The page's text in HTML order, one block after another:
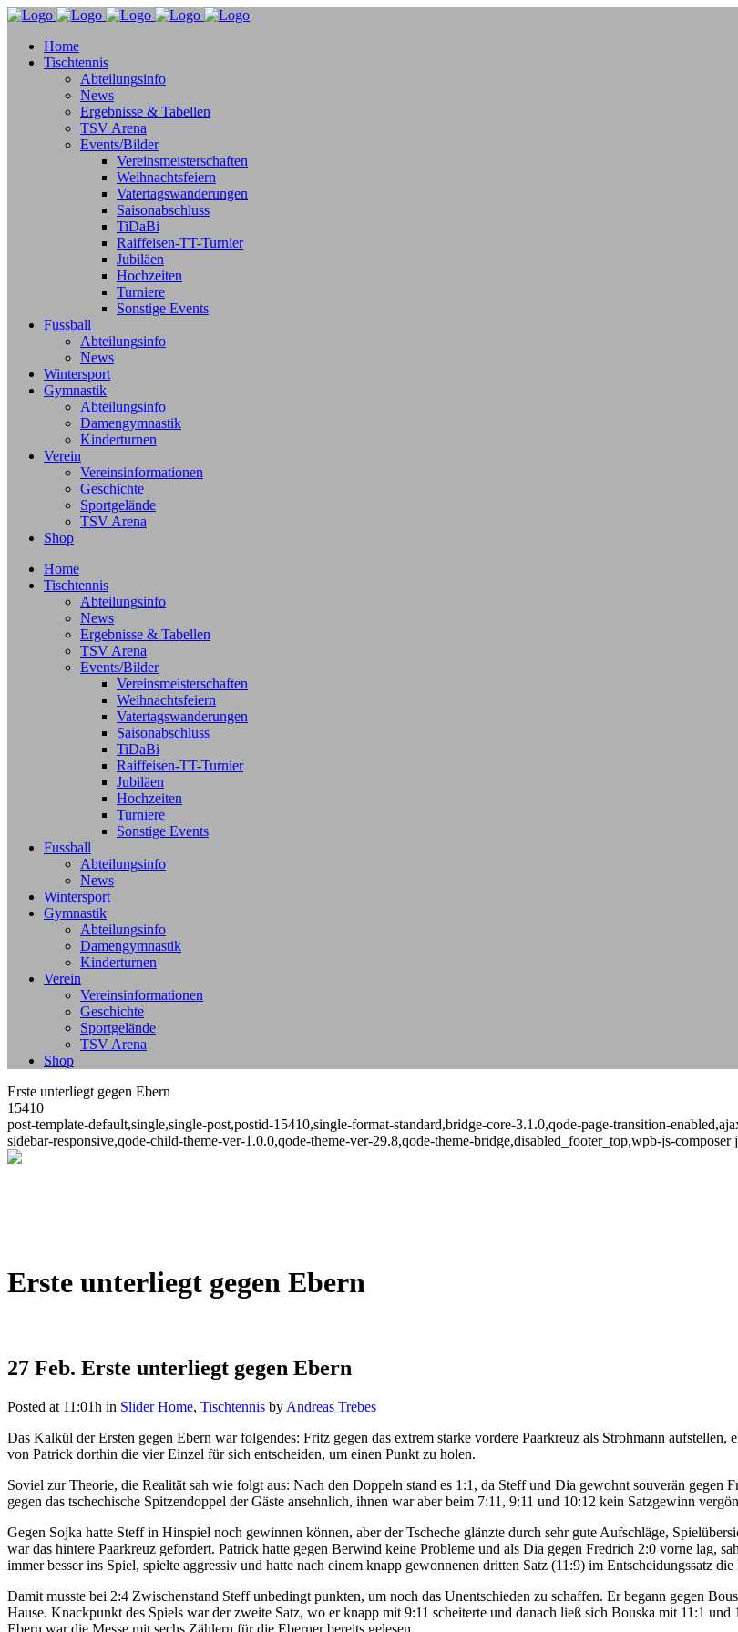
Home
Tischtennis
Abteilungsinfo
News
Ergebnisse & Tabellen
TSV Arena
Events/Bilder
Vereinsmeisterschaften
Weihnachtsfeiern
Vatertagswanderungen
Saisonabschluss
TiDaBi
Raiffeisen-TT-Turnier
Jubiläen
Hochzeiten
Turniere
Sonstige Events
Fussball
Abteilungsinfo
News
Wintersport
Gymnastik
Abteilungsinfo
Damengymnastik
Kinderturnen
Verein
Vereinsinformationen
Geschichte
Sportgelände
TSV Arena
Shop
Home
Tischtennis
Abteilungsinfo
News
Ergebnisse & Tabellen
TSV Arena
Events/Bilder
Vereinsmeisterschaften
Weihnachtsfeiern
Vatertagswanderungen
Saisonabschluss
TiDaBi
Raiffeisen-TT-Turnier
Jubiläen
Hochzeiten
Turniere
Sonstige Events
Fussball
Abteilungsinfo
News
Wintersport
Gymnastik
Abteilungsinfo
Damengymnastik
Kinderturnen
Verein
Vereinsinformationen
Geschichte
Sportgelände
TSV Arena
Shop
Erste unterliegt gegen Ebern
15410
post-template-default,single,single-post,postid-15410,single-format-standard,bridge-core-3.1.0,qode-page-transition-
sidebar-responsive,qode-child-theme-ver-1.0.0,qode-theme-ver-29.8,qode-theme-bridge,disabled_footer_top,wpb-js-
Erste unterliegt gegen Ebern
27 Feb. Erste unterliegt gegen Ebern
Posted at 11:01h in Slider Home, Tischtennis by Andreas Trebes
Das Kalkül der Ersten gegen Ebern war folgendes: Fritz gegen das extrem starke vordere Paarkreuz als Strohmann
von Patrick dorthin die vier Einzel für sich entscheiden, um einen Punkt zu holen.
Soviel zur Theorie, die Realität sah wie folgt aus: Nach den Doppeln stand es 1:1, da Steff und Dia gewohnt souverän gegen
gegen das tschechische Spitzendoppel der Gäste ansehnlich, ihnen war aber beim 7:11, 9:11 und 10:12 kein Satzgewinn
Gegen Sojka hatte Steff in Hinspiel noch gewinnen können, aber der Tscheche glänzte durch sehr gute Aufschläge,
war das hintere Paarkreuz gefordert. Patrick hatte gegen Berwind keine Probleme und als Dia gegen Fredrich 2:0 vorne lag,
immer besser ins Spiel, spielte aggressiv und hatte nach einem knapp gewonnenen dritten Satz (11:9) im Entscheidungssatz die
Damit musste bei 2:4 Zwischenstand Steff unbedingt punkten, um noch das Unentschieden zu schaffen. Er begann gegen
Hause. Knackpunkt des Spiels war der zweite Satz, wo er knapp mit 9:11 scheiterte und danach ließ sich Bouska mit 11:1
Ebern war die Messe mit sechs Zählern für die Eberner bereits gelesen.